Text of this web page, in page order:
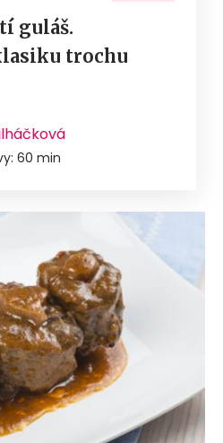
guláš.
trochu
60 min